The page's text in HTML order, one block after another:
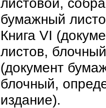
бумажный
Книга VI
листов,
(документ
блочный,
издание).